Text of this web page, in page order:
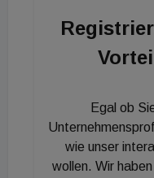
Egal ob
wie unser
wollen. Wir